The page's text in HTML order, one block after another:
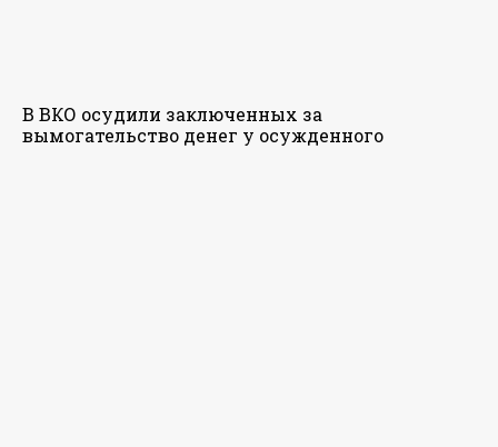
В ВКО осудили заключенных за
вымогательство денег у осужденного